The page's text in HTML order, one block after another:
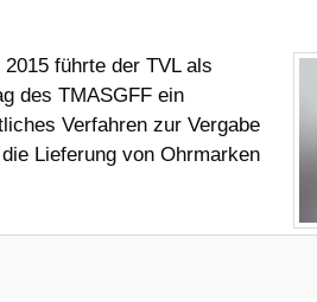
führte der TVL als
des TMASGFF ein
Verfahren zur Vergabe
Lieferung von Ohrmarken